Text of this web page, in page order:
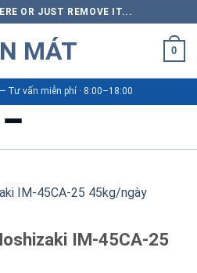
OR JUST REMOVE IT...
MÁT 0
Tư vấn miễn phí · 8:00–18:00
IM-45CA-25